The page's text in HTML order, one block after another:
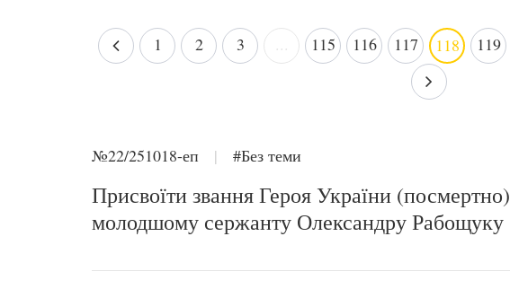
1 2 3 115 116 117 118 119
№22/251018-еп | #Без теми
Присвоїти звання Героя України (посмертно)
молодшому сержанту Олександру Рабощуку